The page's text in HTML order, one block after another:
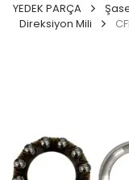
YEDEK PARÇA
Direksiyon Mili